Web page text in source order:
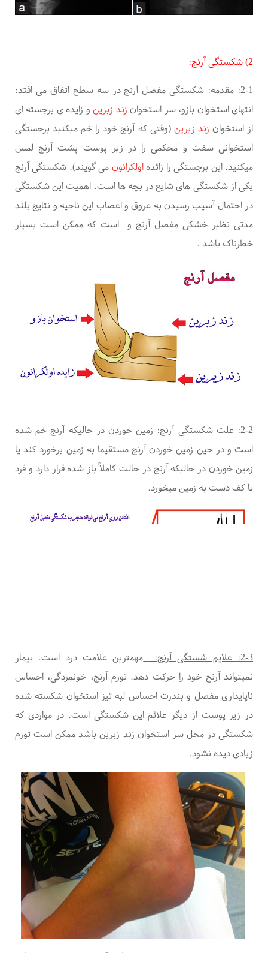
2) شکستگی آرنج:
2-1: مقدمه : شکستگی مفصل آرنج در سه سطح اتفاق می افتد:
انتهای استخوان بازو، سر استخوان زند زبرینو زایده ی برجسته ای
از استخوان زند زیرین(وقتی که آرنج خود را خم میکنید برجستگی
استخوانی سفت و محکمی را در زیر پوست پشت آرنج لمس
میکنید. این برجستگی را زائدهاولکرانون می گویند). شکستگی آرنج
یکی از شکستگی های شایع در بچه ها است. اهمیت این شکستگی
در احتمال آسیب رسیدن به عروق و اعصاب این ناحیه و نتایج بلند
مدتی نظیر خشکی مفصل آرنج و
است که ممکن است بسیار
خطرناک باشد .
2-2: علت شکستگی آرنج:
زمین خوردن در حالیکه آرنج خم شده
است و در حین زمین خوردن آرنج مستقیما به زمین برخورد کند یا
زمین خوردن در حالیکه آرنج در حالت کاملاً باز شده قرار دارد و فرد
با کف دست به زمین میخورد.
2-3: علایم شستگی آرنج:
مهمترین علامت درد است. بیمار
نمیتواند آرنج خود را حرکت دهد. تورم آرنج، خونمردگی، احساس
ناپایداری مفصل و بندرت احساس لبه تیز استخوان شکسته شده
در زیر پوست از دیگر علائم این شکستگی است. در مواردی که
شکستگی در محل سر استخوان زند زبرین باشد ممکن است تورم
زیادی دیده نشود.